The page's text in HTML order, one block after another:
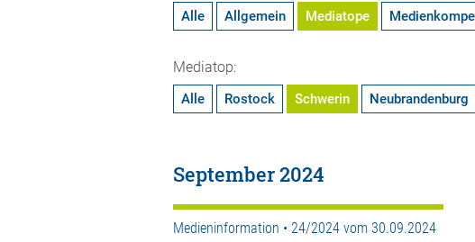
Alle Allgemein Mediatope
Mediatop:
Alle Rostock Schwerin Neubrandenburg
September 2024
Medieninformation • 24/2024 vom 30.09.2024